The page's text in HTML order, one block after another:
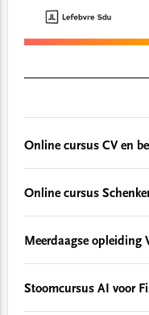
Online cursus CV en
Online cursus
Meerdaagse opleiding
Stoomcursus AI voor